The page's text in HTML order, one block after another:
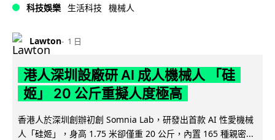
科技娛樂 生活科技 機械人
Lawton 1 日
港人深圳設廠研 AI 成人機械人 「硅
姬」 20 公斤重擬人度極高
香港人於深圳創辦初創 Somnia Lab，研發出首款 AI 性愛機械
人「硅姬」，身高 1.75 米卻僅重 20 公斤，內置 165 種親密...